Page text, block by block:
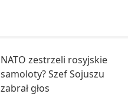
NATO zestrzeli rosyjskie
samoloty? Szef Sojuszu
zabrał głos